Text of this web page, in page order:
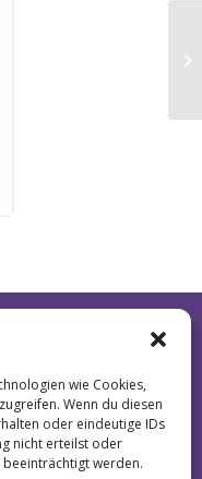
wie Cookies,
Wenn du diesen
oder eindeutige IDs
nicht erteilst oder
werden.